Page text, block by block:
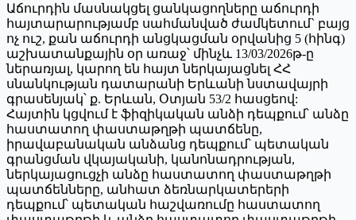
Աճուրդին մասնակցել ցանկացողները աճուրդի
հայտարարությամբ սահմանված ժամկետում` բայց
ոչ ուշ, քան աճուրդի անցկացման օրվանից 5 (հինգ)
աշխատանքային օր առաջ՝ մինչև 13/03/2026թ-ը
ներառյալ, կարող են հայտ ներկայացնել ՀՀ
սնանկության դատարանի Երևանի նստավայրի
գրասենյակ՝ ք. Երևան, Օտյան 53/2 հասցեով:
Հայտին կցվում է ֆիզիկական անձի դեպքում՝ անձը
հաստատող փաստաթղթի պատճենը,
իրավաբանական անձանց դեպքում՝ պետական
գրանցման վկայականի, կանոնադրության,
ներկայացուցչի անձը հաստատող փաստաթղթի
պատճենները, անհատ ձեռնարկատերերի
դեպքում՝ պետական հաշվառումը հաստատող